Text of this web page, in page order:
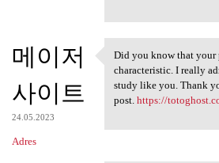
메이저
사이트
24.05.2023
Adres
Did you know that
Did you know that your
characteristic. I really
study like you. Thank
post. https://